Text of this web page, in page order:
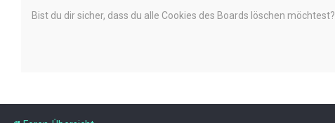
Bist du dir sicher, dass du alle Cookies des Boards löschen möchtest?